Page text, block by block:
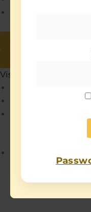
Per saperne di più
Visualizza le
Visualizza le